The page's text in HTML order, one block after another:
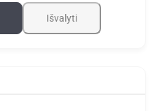
Išvalyti